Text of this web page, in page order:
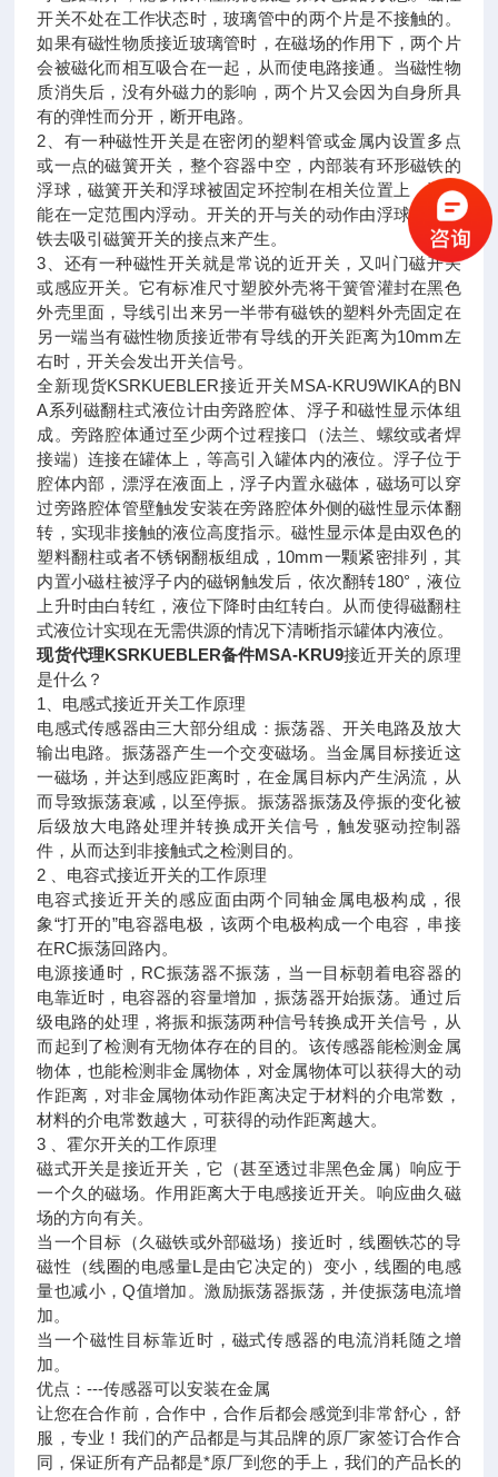
开关不处在工作状态时，玻璃管中的两个片是不接触的。
如果有磁性物质接近玻璃管时，在磁场的作用下，两个片
会被磁化而相互吸合在一起，从而使电路接通。当磁性物
质消失后，没有外磁力的影响，两个片又会因为自身所具
有的弹性而分开，断开电路。
2、有一种磁性开关是在密闭的塑料管或金属内设置多点
或一点的磁簧开关，整个容器中空，内部装有环形磁铁的
浮球，磁簧开关和浮球被固定环控制在相关位置上，浮球
能在一定范围内浮动。开关的开与关的动作由浮球内的磁
铁去吸引磁簧开关的接点来产生。
3、还有一种磁性开关就是常说的近开关，又叫门磁开关
或感应开关。它有标准尺寸塑胶外壳将干簧管灌封在黑色
外壳里面，导线引出来另一半带有磁铁的塑料外壳固定在
另一端当有磁性物质接近带有导线的开关距离为10mm左
右时，开关会发出开关信号。
全新现货KSRKUEBLER接近开关MSA-KRU9WIKA的BN
A系列磁翻柱式液位计由旁路腔体、浮子和磁性显示体组
成。旁路腔体通过至少两个过程接口（法兰、螺纹或者焊
接端）连接在罐体上，等高引入罐体内的液位。浮子位于
腔体内部，漂浮在液面上，浮子内置永磁体，磁场可以穿
过旁路腔体管壁触发安装在旁路腔体外侧的磁性显示体翻
转，实现非接触的液位高度指示。磁性显示体是由双色的
塑料翻柱或者不锈钢翻板组成，10mm一颗紧密排列，其
内置小磁柱被浮子内的磁钢触发后，依次翻转180°，液位
上升时由白转红，液位下降时由红转白。从而使得磁翻柱
式液位计实现在无需供源的情况下清晰指示罐体内液位。
现货代理KSRKUEBLER备件MSA-KRU9接近开关的原理
是什么？
1、电感式接近开关工作原理
电感式传感器由三大部分组成：振荡器、开关电路及放大
输出电路。振荡器产生一个交变磁场。当金属目标接近这
一磁场，并达到感应距离时，在金属目标内产生涡流，从
而导致振荡衰减，以至停振。振荡器振荡及停振的变化被
后级放大电路处理并转换成开关信号，触发驱动控制器
件，从而达到非接触式之检测目的。
2 、电容式接近开关的工作原理
电容式接近开关的感应面由两个同轴金属电极构成，很
象“打开的”电容器电极，该两个电极构成一个电容，串接
在RC振荡回路内。
电源接通时，RC振荡器不振荡，当一目标朝着电容器的
电靠近时，电容器的容量增加，振荡器开始振荡。通过后
级电路的处理，将振和振荡两种信号转换成开关信号，从
而起到了检测有无物体存在的目的。该传感器能检测金属
物体，也能检测非金属物体，对金属物体可以获得大的动
作距离，对非金属物体动作距离决定于材料的介电常数，
材料的介电常数越大，可获得的动作距离越大。
3 、霍尔开关的工作原理
磁式开关是接近开关，它（甚至透过非黑色金属）响应于
一个久的磁场。作用距离大于电感接近开关。响应曲久磁
场的方向有关。
当一个目标（久磁铁或外部磁场）接近时，线圈铁芯的导
磁性（线圈的电感量L是由它决定的）变小，线圈的电感
量也减小，Q值增加。激励振荡器振荡，并使振荡电流增
加。
当一个磁性目标靠近时，磁式传感器的电流消耗随之增
加。
优点：---传感器可以安装在金属
让您在合作前，合作中，合作后都会感觉到非常舒心，舒
服，专业！我们的产品都是与其品牌的原厂家签订合作合
同，保证所有产品都是*原厂到您的手上，我们的产品长的